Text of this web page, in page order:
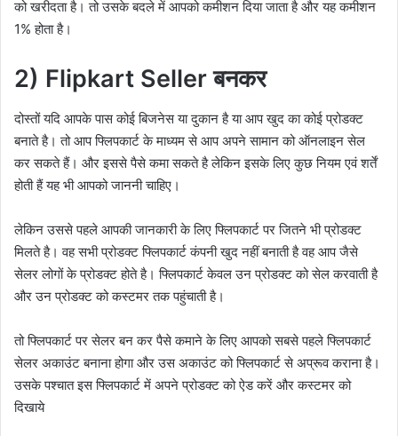
को खरीदता है। तो उसके बदले में आपको कमीशन दिया जाता है और यह कमीशन
1% होता है।
2) Flipkart Seller बनकर
दोस्तों यदि आपके पास कोई बिजनेस या दुकान है या आप खुद का कोई प्रोडक्ट
बनाते है। तो आप फ्लिपकार्ट के माध्यम से आप अपने सामान को ऑनलाइन सेल
कर सकते हैं। और इससे पैसे कमा सकते है लेकिन इसके लिए कुछ नियम एवं शर्तें
होती हैं यह भी आपको जाननी चाहिए।
लेकिन उससे पहले आपकी जानकारी के लिए फ्लिपकार्ट पर जितने भी प्रोडक्ट
मिलते है। वह सभी प्रोडक्ट फ्लिपकार्ट कंपनी खुद नहीं बनाती है वह आप जैसे
सेलर लोगों के प्रोडक्ट होते है। फ्लिपकार्ट केवल उन प्रोडक्ट को सेल करवाती है
और उन प्रोडक्ट को कस्टमर तक पहुंचाती है।
तो फ्लिपकार्ट पर सेलर बन कर पैसे कमाने के लिए आपको सबसे पहले फ्लिपकार्ट
सेलर अकाउंट बनाना होगा और उस अकाउंट को फ्लिपकार्ट से अप्रूव कराना है।
उसके पश्चात इस फ्लिपकार्ट में अपने प्रोडक्ट को ऐड करें और कस्टमर को
दिखाये